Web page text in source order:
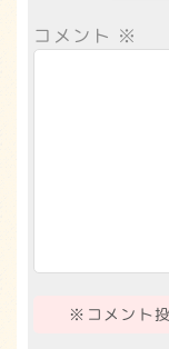
コメント ※
※コメント